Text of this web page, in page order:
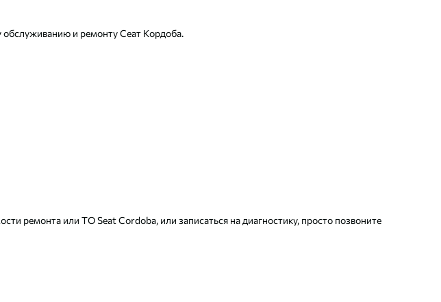
обслуживанию и ремонту Сеат Кордоба.
ремонта или ТО Seat Cordoba, или записаться на диагностику, просто позвоните